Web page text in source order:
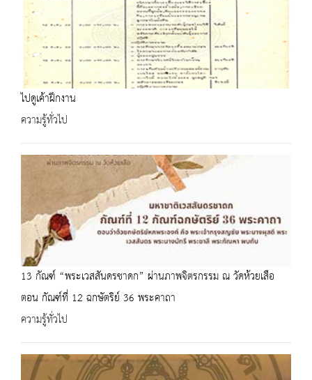
ไปดูเค้าฝึกงาน
ความรู้ทั่วไป
13 กัณฑ์ “พระเวสสันดรชาดก” ผ่านภาพจิตรกรรม ณ วัดห้วยเสือ
ตอน กัณฑ์ที่ 12 ฉกษัตริย์ 36 พระคาถา
ความรู้ทั่วไป